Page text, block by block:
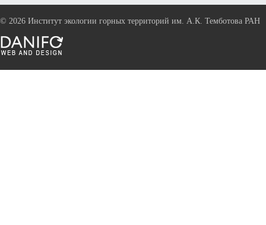
© 2026 Институт экологии горных территорий им. А.К. Темботова РАН